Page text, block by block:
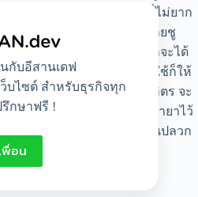
กับอีสานเดฟ
บไซต์ สำหรับธุรกิจทุก
รึกษาฟรี !
พื่อน
า 10 ลิตร ขั้นตอนการทำก็ไม่ยาก
วมกัน จากนั้นให้ใส่น้ำส้มสายชู
ปผสมและหมักไว้ 1 สัปดาห์ ก็จะได้
กำจัดปลวกได้ผลดีเยี่ยม วิธีใช้ก็ให้
1 ช้อนโต๊ะ ละลายในน้ำ 1 ลิตร จะ
วกได้เลย อาจจะฉีดหรือเทน้ำยาไว้
งหรือเดือนละครั้งเพื่อป้องกันปลวก